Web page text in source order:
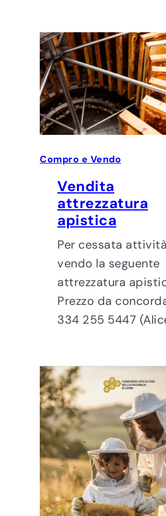
Compro e Vendo
Vendita
attrezzatura
apistica
Per cessata attività
vendo la seguente
attrezzatura
Prezzo da
334 255 5447